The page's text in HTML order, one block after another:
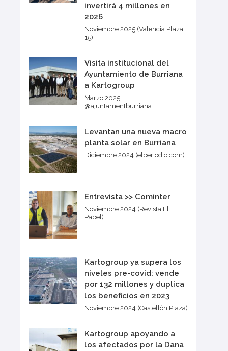
invertirá 4 millones en
2026
Noviembre 2025 (Valencia Plaza
15)
Visita institucional del
Ayuntamiento de Burriana
a Kartogroup
Marzo 2025
@ajuntamentburriana
Levantan una nueva macro
planta solar en Burriana
Diciembre 2024 (elperiodic.com)
Entrevista >> Cominter
Noviembre 2024 (Revista El
Papel)
Kartogroup ya supera los
niveles pre-covid: vende
por 132 millones y duplica
los beneficios en 2023
Noviembre 2024 (Castellón Plaza)
Kartogroup apoyando a
los afectados por la Dana